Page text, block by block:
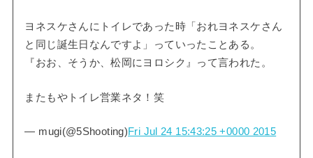
ヨネスケさんにトイレであった時「おれヨネスケさん
と同じ誕生日なんですよ」っていったことある。
『おお、そうか、松岡にヨロシク』って言われた。
またもやトイレ営業ネタ！笑
— mugi(@5Shooting)Fri Jul 24 15:43:25 +0000 2015